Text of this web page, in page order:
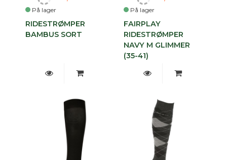
På lager
RIDESTRØMPER
BAMBUS SORT
På lager
FAIRPLAY
RIDESTRØMPER
NAVY M GLIMMER
(35-41)